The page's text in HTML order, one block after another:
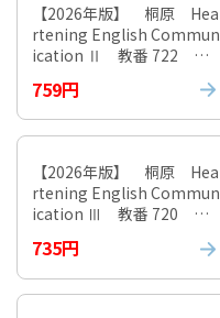
【2026年版】 桐原 Hea
rtening English Commun
ication Ⅱ 教番 722 ※
759円
【2026年版】 桐原 Hea
rtening English Commun
ication Ⅲ 教番 720 ※
735円